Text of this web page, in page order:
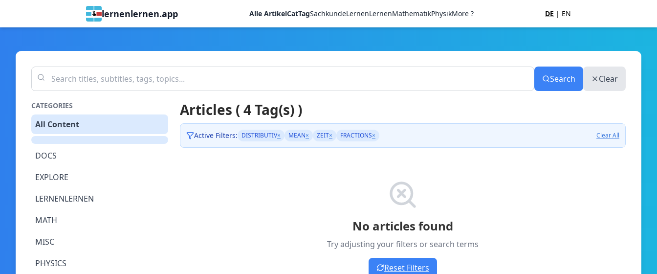
lernenlernen.app Alle ArtikelCatTagSachkundeLernenLernenMathematikPhysikMore ? DE | EN
Search Clear
CATEGORIES
All Content
DOCS
EXPLORE
LERNENLERNEN
MATH
MISC
PHYSICS
Articles ( 4 Tag(s) )
Active Filters: DISTRIBUTIV× MEAN× ZEIT× FRACTIONS× Clear All
No articles found
Try adjusting your filters or search terms
Reset Filters